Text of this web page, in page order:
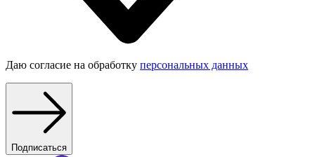
Даю согласие на обработку персональных данных
Подписаться